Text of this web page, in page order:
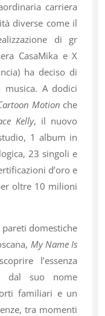
carriera
diverse come il
di gr
CasaMika e X
ha deciso di
A dodici
Motion che
Kelly, il nuovo
1 album in
23 singoli e
d’oro e
oltre 10 milioni
domestiche
My Name Is
l’essenza
dal suo nome
familiari e un
tra momenti